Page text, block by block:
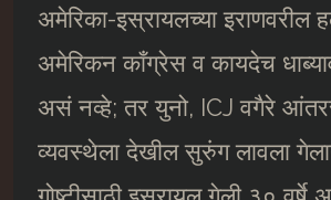
अमेरिका-इस्रायलच्या इराणवरील
अमेरिकन काँग्रेस व कायदेच
असं नव्हे; तर युनो, ICJ वगैरे
व्यवस्थेला देखील सुरुंग लावला